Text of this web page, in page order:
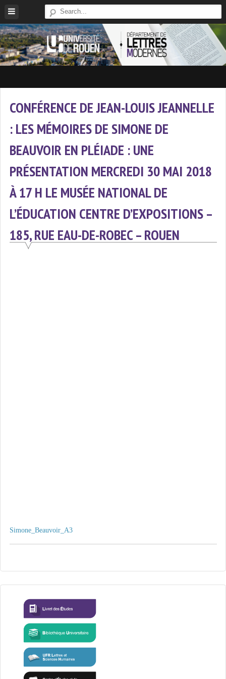
content
CONFÉRENCE DE JEAN-LOUIS JEANNELLE
: LES MÉMOIRES DE SIMONE DE
BEAUVOIR EN PLÉIADE : UNE
PRÉSENTATION MERCREDI 30 MAI 2018
À 17 H LE MUSÉE NATIONAL DE
L’ÉDUCATION CENTRE D’EXPOSITIONS –
185, RUE EAU-DE-ROBEC – ROUEN
Simone_Beauvoir_A3